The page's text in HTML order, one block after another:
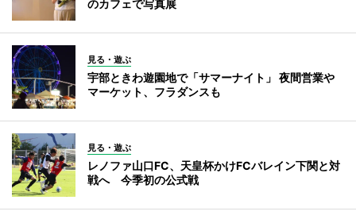
のカフェで写真展
見る・遊ぶ
宇部ときわ遊園地で「サマーナイト」 夜間営業や
マーケット、フラダンスも
見る・遊ぶ
レノファ山口FC、天皇杯かけFCバレイン下関と対
戦へ 今季初の公式戦